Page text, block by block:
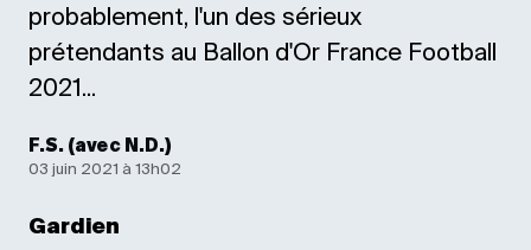
probablement, l'un des sérieux
prétendants au Ballon d'Or France Football
2021...
F.S. (avec N.D.)
03 juin 2021 à 13h02
Gardien